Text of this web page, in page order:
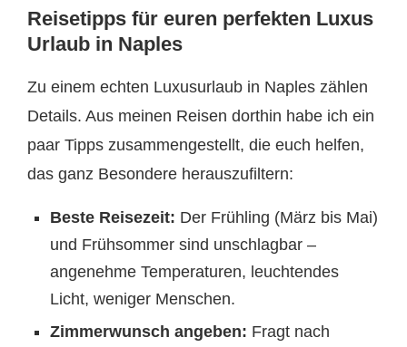
Reisetipps für euren perfekten Luxus
Urlaub in Naples
Zu einem echten Luxusurlaub in Naples zählen
Details. Aus meinen Reisen dorthin habe ich ein
paar Tipps zusammengestellt, die euch helfen,
das ganz Besondere herauszufiltern:
Beste Reisezeit: Der Frühling (März bis Mai)
und Frühsommer sind unschlagbar –
angenehme Temperaturen, leuchtendes
Licht, weniger Menschen.
Zimmerwunsch angeben: Fragt nach